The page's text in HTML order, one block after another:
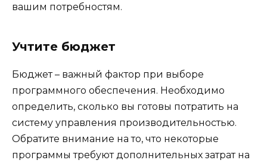
вашим потребностям.
Учтите бюджет
Бюджет – важный фактор при выборе
программного обеспечения. Необходимо
определить, сколько вы готовы потратить на
систему управления производительностью.
Обратите внимание на то, что некоторые
программы требуют дополнительных затрат на